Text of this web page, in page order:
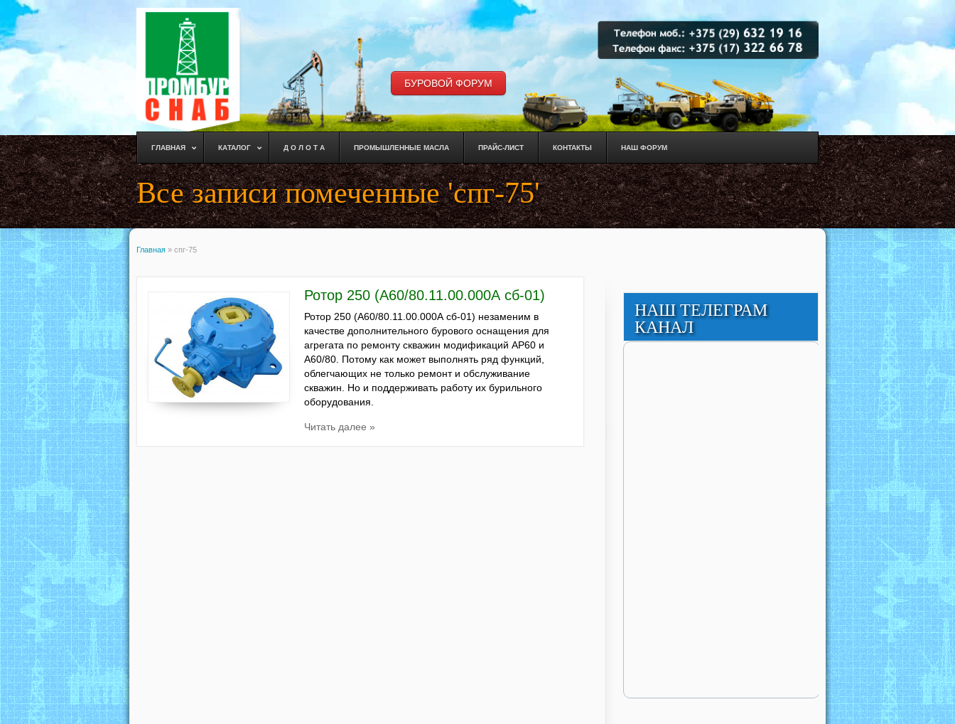
БУРОВОЙ ФОРУМ
ГЛАВНАЯ КАТАЛОГ Д О Л О Т А ПРОМЫШЛЕННЫЕ МАСЛА ПРАЙС-ЛИСТ КОНТАКТЫ НАШ ФОРУМ
Все записи помеченные 'спг-75'
Главная » спг-75
Ротор 250 (А60/80.11.00.000А сб-01)
Ротор 250 (А60/80.11.00.000А сб-01) незаменим в
качестве дополнительного бурового оснащения для
агрегата по ремонту скважин модификаций АР60 и
А60/80. Потому как может выполнять ряд функций,
облегчающих не только ремонт и обслуживание
скважин. Но и поддерживать работу их бурильного
оборудования.
Читать далее »
НАШ ТЕЛЕГРАМ
КАНАЛ